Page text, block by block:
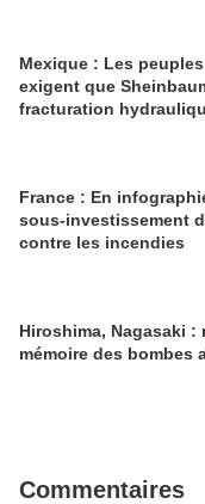
Mexique : Les
exigent que
fracturation
France : En
sous-investissement
contre les incendies
Hiroshima, Nagasaki :
mémoire des bombes
Commentaires